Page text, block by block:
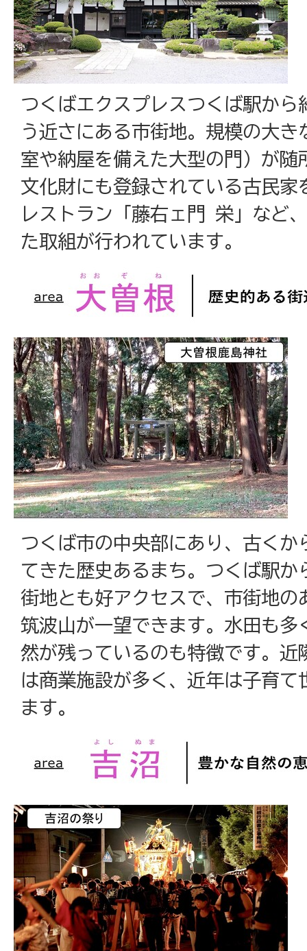
つくばエクスプレスつくば駅か
う近さにある市街地。規模の大き
室や納屋を備えた大型の門）が随
文化財にも登録されている古民家
レストラン「藤右ェ門 栄」など
た取組が行われています。
つくば市の中央部にあり、古くか
てきた歴史あるまち。つくば駅
街地とも好アクセスで、市街地の
筑波山が一望できます。水田も多
然が残っているのも特徴です。近
は商業施設が多く、近年は子育て
ます。